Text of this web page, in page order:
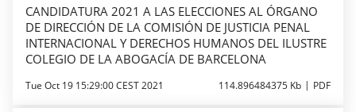
CANDIDATURA 2021 A LAS ELECCIONES AL ÓRGANO
DE DIRECCIÓN DE LA COMISIÓN DE JUSTICIA PENAL
INTERNACIONAL Y DERECHOS HUMANOS DEL ILUSTRE
COLEGIO DE LA ABOGACÍA DE BARCELONA
Tue Oct 19 15:29:00 CEST 2021 114.896484375 Kb PDF